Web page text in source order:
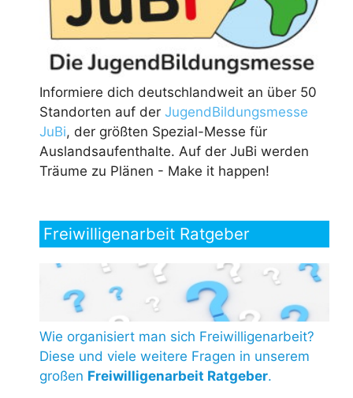
Informiere dich deutschlandweit an über 50
Standorten auf der JugendBildungsmesse
JuBi, der größten Spezial-Messe für
Auslandsaufenthalte. Auf der JuBi werden
Träume zu Plänen - Make it happen!
Freiwilligenarbeit Ratgeber
Wie organisiert man sich Freiwilligenarbeit?
Diese und viele weitere Fragen in unserem
großen Freiwilligenarbeit Ratgeber.